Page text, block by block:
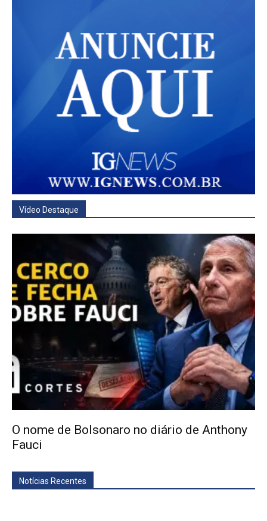
Vídeo Destaque
O nome de Bolsonaro no diário de Anthony
Fauci
Notícias Recentes